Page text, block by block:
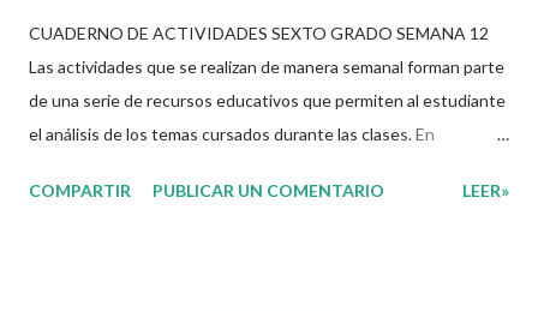
CUADERNO DE ACTIVIDADES SEXTO GRADO SEMANA 12
Las actividades que se realizan de manera semanal forman parte
de una serie de recursos educativos que permiten al estudiante
el análisis de los temas cursados durante las clases. En
aquellos contenidos que sean de su interés con el material que
COMPARTIR PUBLICAR UN COMENTARIO LEER»